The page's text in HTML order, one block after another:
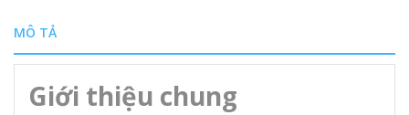
MÔ TẢ
Giới thiệu chung